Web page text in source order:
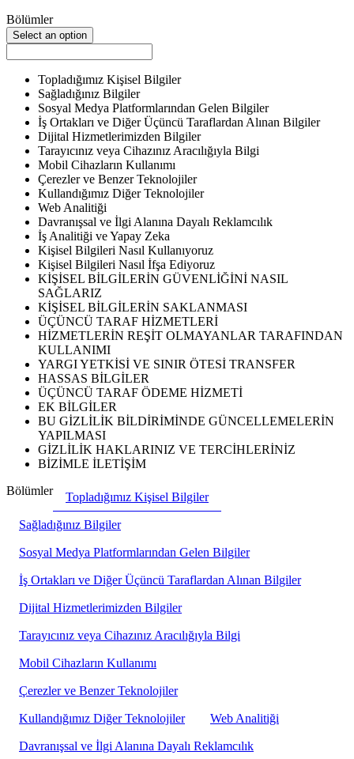
Bölümler
Select an option
Topladığımız Kişisel Bilgiler
Sağladığınız Bilgiler
Sosyal Medya Platformlarından Gelen Bilgiler
İş Ortakları ve Diğer Üçüncü Taraflardan Alınan Bilgiler
Dijital Hizmetlerimizden Bilgiler
Tarayıcınız veya Cihazınız Aracılığıyla Bilgi
Mobil Cihazların Kullanımı
Çerezler ve Benzer Teknolojiler
Kullandığımız Diğer Teknolojiler
Web Analitiği
Davranışsal ve İlgi Alanına Dayalı Reklamcılık
İş Analitiği ve Yapay Zeka
Kişisel Bilgileri Nasıl Kullanıyoruz
Kişisel Bilgileri Nasıl İfşa Ediyoruz
KİŞİSEL BİLGİLERİN GÜVENLİĞİNİ NASIL
SAĞLARIZ
KİŞİSEL BİLGİLERİN SAKLANMASI
ÜÇÜNCÜ TARAF HİZMETLERİ
HİZMETLERİN REŞİT OLMAYANLAR TARAFINDAN
KULLANIMI
YARGI YETKİSİ VE SINIR ÖTESİ TRANSFER
HASSAS BİLGİLER
ÜÇÜNCÜ TARAF ÖDEME HİZMETİ
EK BİLGİLER
BU GİZLİLİK BİLDİRİMİNDE GÜNCELLEMELERİN
YAPILMASI
GİZLİLİK HAKLARINIZ VE TERCİHLERİNİZ
BİZİMLE İLETİŞİM
Bölümler
Topladığımız Kişisel Bilgiler
Sağladığınız Bilgiler
Sosyal Medya Platformlarından Gelen Bilgiler
İş Ortakları ve Diğer Üçüncü Taraflardan Alınan Bilgiler
Dijital Hizmetlerimizden Bilgiler
Tarayıcınız veya Cihazınız Aracılığıyla Bilgi
Mobil Cihazların Kullanımı
Çerezler ve Benzer Teknolojiler
Kullandığımız Diğer Teknolojiler Web Analitiği
Davranışsal ve İlgi Alanına Dayalı Reklamcılık